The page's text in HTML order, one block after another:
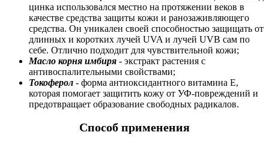
цинка использовался местно на протяжении веков в
качестве средства защиты кожи и ранозаживляющего
средства. Он уникален своей способностью защищать от
длинных и коротких лучей UVA и лучей UVB сам по
себе. Отлично подходит для чувствительной кожи;
Масло корня имбиря - экстракт растения с
антивоспалительными свойствами;
Токоферол - форма антиоксидантного витамина Е,
которая помогает защитить кожу от УФ-повреждений и
предотвращает образование свободных радикалов.
Способ применения